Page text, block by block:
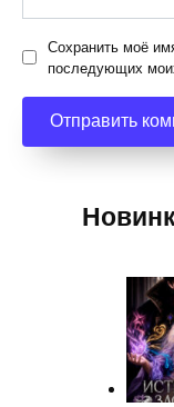
Сохранить моё
последующих